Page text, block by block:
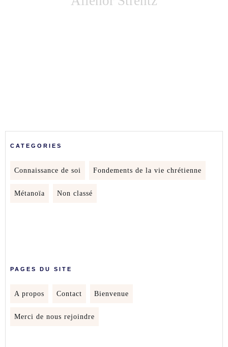
CATEGORIES
Connaissance de soi Fondements de la vie chrétienne
Métanoïa Non classé
PAGES DU SITE
A propos Contact Bienvenue
Merci de nous rejoindre